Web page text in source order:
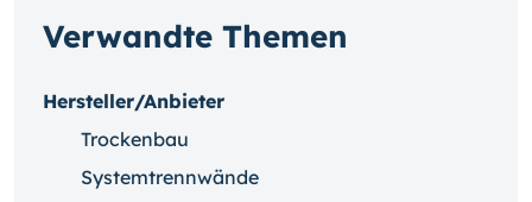
Verwandte Themen
Hersteller/Anbieter
Trockenbau
Systemtrennwände